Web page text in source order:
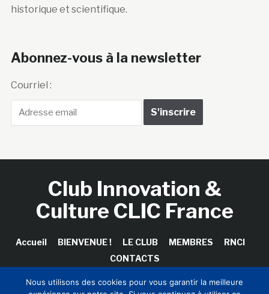
historique et scientifique.
Abonnez-vous à la newsletter
Courriel :
Club Innovation &
Culture CLIC France
Accueil BIENVENUE ! LE CLUB MEMBRES
RNCI
CONTACTS
Nous utilisons des cookies pour vous garantir la meilleure